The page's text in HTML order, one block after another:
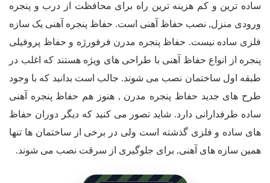
ساده ترین و کم هزینه ترین راه برای محافظت از درب و پنجره
ورودی منزل, نصب حفاظ آهنی است. حفاظ پنجره آهنی یک سازه
فلزی ساده نیست. حفاظ پنجره مدرن فرفورژه و حفاظ پروفیلی
پنجره از انواع حفاظ آهنی با طراحی های ویژه هستند که اغلب در
طبقه اول ساختمان نصب می شوند. جالب است بدانید که با وجود
طرح های جدید حفاظ پنجره مدرن , هنوز هم حفاظ پنجره آهنی
ساده طرفدارانی دارد. شاید تصور می کنید که دیگر دوران حفاظ
های ساده و فلزی گذشته است ولی در برخی از ساختمان ها تنها
همین سازه های آهنی, برای جلوگیری از سرقت نصب می شوند.